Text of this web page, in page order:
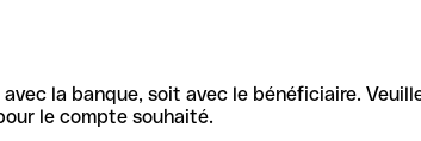
la banque, soit avec le bénéficiaire.
le compte souhaité.